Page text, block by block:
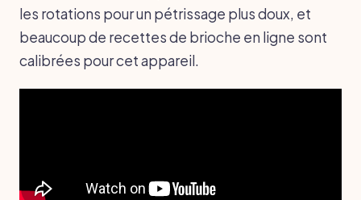
les rotations pour un pétrissage plus doux, et
beaucoup de recettes de brioche en ligne sont
calibrées pour cet appareil.